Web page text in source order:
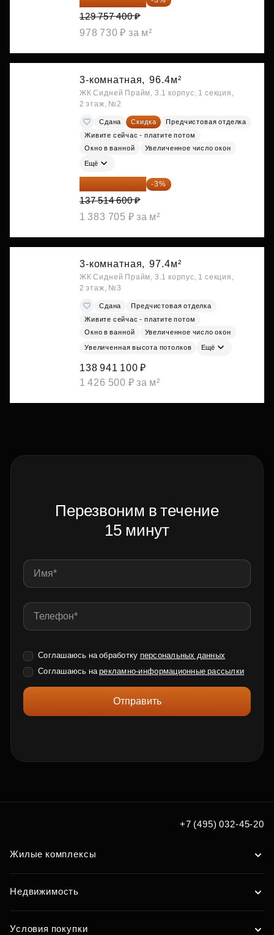
129 757 400 ₽
978 730 ₽ за м²
3-комнатная, 96.4м²
ЖК Сидней Прайм, 3.1 корпус, 1 секция,
2 этаж, №2
Сдана Скидка
Предчистовая отделка
Живите сейчас - платите потом
Окно в ванной
Увеличенное число окон
Ещё
133 389 162 ₽ -3%
137 514 600 ₽
1 383 705 ₽ за м²
3-комнатная, 97.4м²
ЖК Сидней Прайм, 3.1 корпус, 1 секция,
2 этаж, №3
Сдана
Предчистовая отделка
Живите сейчас - платите потом
Окно в ванной
Увеличенное число окон
Увеличенная высота потолков Ещё
138 941 100 ₽
1 426 500 ₽ за м²
Перезвоним в течение
15 минут
Соглашаюсь на обработку персональных данных
Соглашаюсь нарекламно-информационные рассылки
Отправить
+7 (495) 032-45-20
Жилые комплексы
Недвижимость
Условия покупки